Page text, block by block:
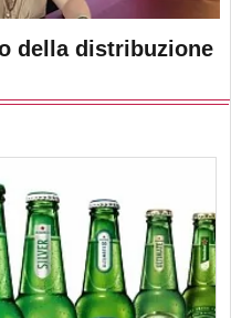
della distribuzione